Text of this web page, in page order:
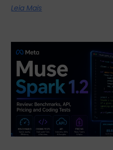
Leia Mais